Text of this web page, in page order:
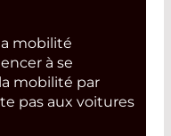
mobilité
à se
mobilité par
pas aux voitures